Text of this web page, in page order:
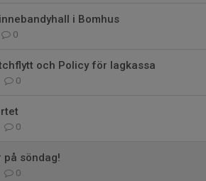
i Bomhus
0
och Policy för lagkassa
0
0
på söndag!
0